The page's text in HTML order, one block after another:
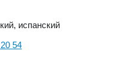
испанский
54